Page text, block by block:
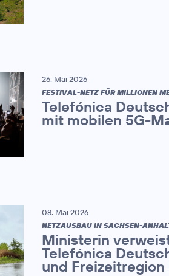
26. Mai 2026
FESTIVAL-NETZ FÜR MILLIONEN
Telefónica
mit mobilen 5G-
08. Mai 2026
NETZAUSBAU IN SACHSEN-
Ministerin
Telefónica
und